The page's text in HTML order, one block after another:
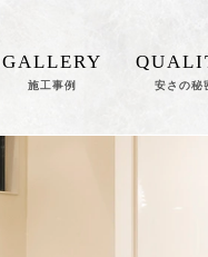
GALLERY
施工事例 安さの秘